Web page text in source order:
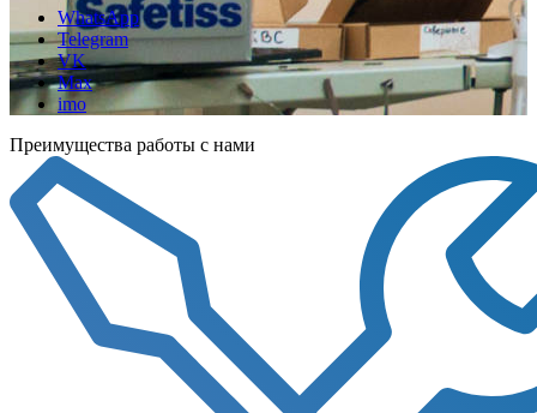
WhatsApp
Telegram
VK
Max
imo
Преимущества работы с нами